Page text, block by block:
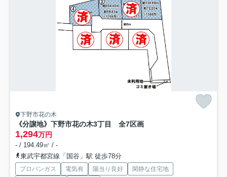
下野市花の木
《分譲地》下野市花の木3丁目 全7区画
1,294万円
- / 194.49㎡ / -
東武宇都宮線「国谷」駅 徒歩78分
プロパンガス 電気有 陽当り良好
閑静な住宅地